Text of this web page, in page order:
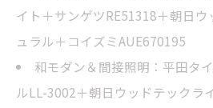
イト＋サンゲツRE51318＋朝日
ュラル＋コイズミAUE670195
和モダン＆間接照明：平田タ
ルLL-3002＋朝日ウッドテックラ